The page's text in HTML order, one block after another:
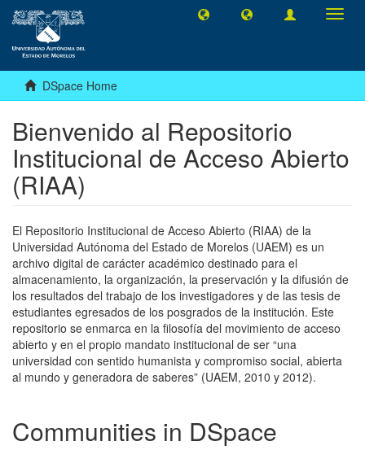
DSpace Home
Bienvenido al Repositorio
Institucional de Acceso Abierto
(RIAA)
El Repositorio Institucional de Acceso Abierto (RIAA) de la
Universidad Autónoma del Estado de Morelos (UAEM) es un
archivo digital de carácter académico destinado para el
almacenamiento, la organización, la preservación y la difusión de
los resultados del trabajo de los investigadores y de las tesis de
estudiantes egresados de los posgrados de la institución. Este
repositorio se enmarca en la filosofía del movimiento de acceso
abierto y en el propio mandato institucional de ser “una
universidad con sentido humanista y compromiso social, abierta
al mundo y generadora de saberes” (UAEM, 2010 y 2012).
Communities in DSpace